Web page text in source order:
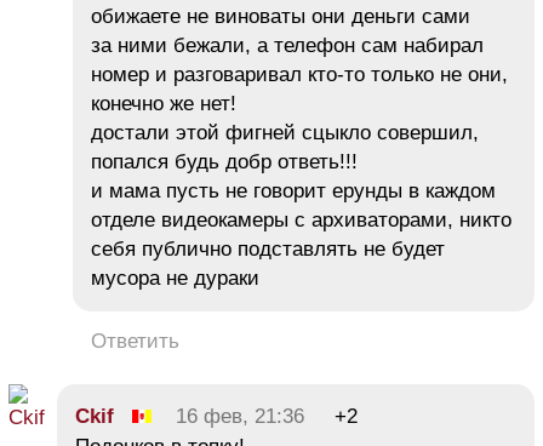
обижаете не виноваты они деньги сами
за ними бежали, а телефон сам набирал
номер и разговаривал кто-то только не они,
конечно же нет!
достали этой фигней сцыкло совершил,
попался будь добр ответь!!!
и мама пусть не говорит ерунды в каждом
отделе видеокамеры с архиваторами, никто
себя публично подставлять не будет
мусора не дураки
Ответить
Ckif 16 фев, 21:36
+2